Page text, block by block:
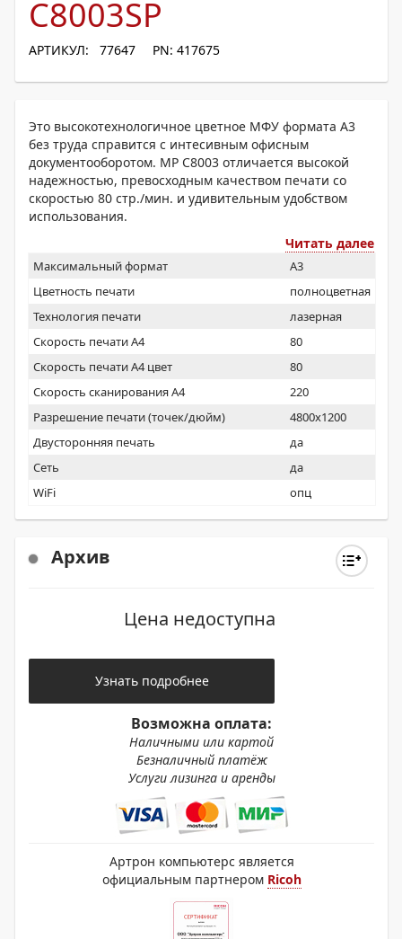
C8003SP
АРТИКУЛ: 77647 PN: 417675
Это высокотехнологичное цветное МФУ формата А3
без труда справится с интесивным офисным
документооборотом. MP C8003 отличается высокой
надежностью, превосходным качеством печати со
скоростью 80 стр./мин. и удивительным удобством
использования.
Читать далее
Максимальный формат
A3
Цветность печати
полноцветная
Технология печати
лазерная
Скорость печати А4
80
Скорость печати А4 цвет
80
Скорость сканирования А4
220
Разрешение печати (точек/дюйм)
4800x1200
Двусторонняя печать
да
Сеть
да
WiFi
опц
Архив
Цена недоступна
Узнать подробнее
Возможна оплата:
Наличными или картой
Безналичный платёж
Услуги лизинга и аренды
Артрон компьютерс является
официальным партнером Ricoh